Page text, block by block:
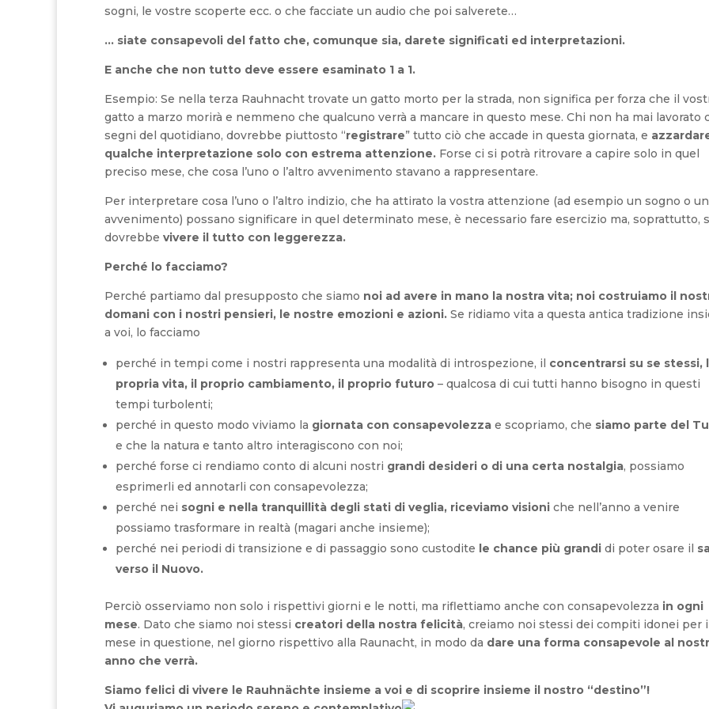
sogni, le vostre scoperte ecc. o che facciate un audio che poi salverete…
… siate consapevoli del fatto che, comunque sia, darete significati ed interpretazioni.
E anche che non tutto deve essere esaminato 1 a 1.
Esempio: Se nella terza Rauhnacht trovate un gatto morto per la strada, non significa per forza che il
gatto a marzo morirà e nemmeno che qualcuno verrà a mancare in questo mese. Chi non ha mai lavorato
segni del quotidiano, dovrebbe piuttosto “registrare” tutto ciò che accade in questa giornata, e
qualche interpretazione solo con estrema attenzione. Forse ci si potrà ritrovare a capire solo in quel
preciso mese, che cosa l’uno o l’altro avvenimento stavano a rappresentare.
Per interpretare cosa l’uno o l’altro indizio, che ha attirato la vostra attenzione (ad esempio un sogno o un
avvenimento) possano significare in quel determinato mese, è necessario fare esercizio ma, soprattutto,
dovrebbe vivere il tutto con leggerezza.
Perché lo facciamo?
Perché partiamo dal presupposto che siamo noi ad avere in mano la nostra vita; noi costruiamo il
domani con i nostri pensieri, le nostre emozioni e azioni. Se ridiamo vita a questa antica tradizione
a voi, lo facciamo
perché in tempi come i nostri rappresenta una modalità di introspezione, il concentrarsi su se stessi,
propria vita, il proprio cambiamento, il proprio futuro – qualcosa di cui tutti hanno bisogno in questi
tempi turbolenti;
perché in questo modo viviamo la giornata con consapevolezza e scopriamo, che siamo parte del
e che la natura e tanto altro interagiscono con noi;
perché forse ci rendiamo conto di alcuni nostri grandi desideri o di una certa nostalgia, possiamo
esprimerli ed annotarli con consapevolezza;
perché nei sogni e nella tranquillità degli stati di veglia, riceviamo visioni che nell’anno a venire
possiamo trasformare in realtà (magari anche insieme);
perché nei periodi di transizione e di passaggio sono custodite le chance più grandi di poter osare il
verso il Nuovo.
Perciò osserviamo non solo i rispettivi giorni e le notti, ma riflettiamo anche con consapevolezza in ogni
mese. Dato che siamo noi stessi creatori della nostra felicità, creiamo noi stessi dei compiti idonei per
mese in questione, nel giorno rispettivo alla Raunacht, in modo da dare una forma consapevole al
anno che verrà.
Siamo felici di vivere le Rauhnächte insieme a voi e di scoprire insieme il nostro “destino”!